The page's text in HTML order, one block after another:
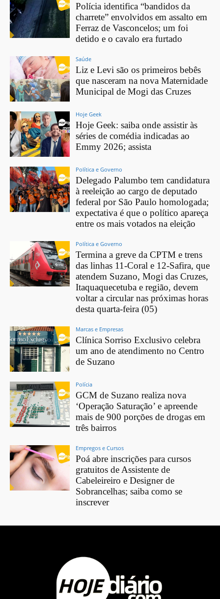
Polícia identifica “bandidos da
charrete” envolvidos em assalto em
Ferraz de Vasconcelos; um foi
detido e o cavalo era furtado
Saúde
Liz e Levi são os primeiros bebês
que nasceram na nova Maternidade
Municipal de Mogi das Cruzes
Hoje Geek
Hoje Geek: saiba onde assistir às
séries de comédia indicadas ao
Emmy 2026; assista
Política e Governo
Delegado Palumbo tem candidatura
à reeleição ao cargo de deputado
federal por São Paulo homologada;
expectativa é que o político apareça
entre os mais votados na eleição
Política e Governo
Termina a greve da CPTM e trens
das linhas 11-Coral e 12-Safira, que
atendem Suzano, Mogi das Cruzes,
Itaquaquecetuba e região, devem
voltar a circular nas próximas horas
desta quarta-feira (05)
Marcas e Empresas
Clínica Sorriso Exclusivo celebra
um ano de atendimento no Centro
de Suzano
Polícia
GCM de Suzano realiza nova
‘Operação Saturação’ e apreende
mais de 900 porções de drogas em
três bairros
Empregos e Cursos
Poá abre inscrições para cursos
gratuitos de Assistente de
Cabeleireiro e Designer de
Sobrancelhas; saiba como se
inscrever